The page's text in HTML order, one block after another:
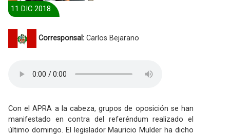
11 DIC 2018
Corresponsal: Carlos Bejarano
Con el APRA a la cabeza, grupos de oposición se han
manifestado en contra del referéndum realizado el
último domingo. El legislador Mauricio Mulder ha dicho